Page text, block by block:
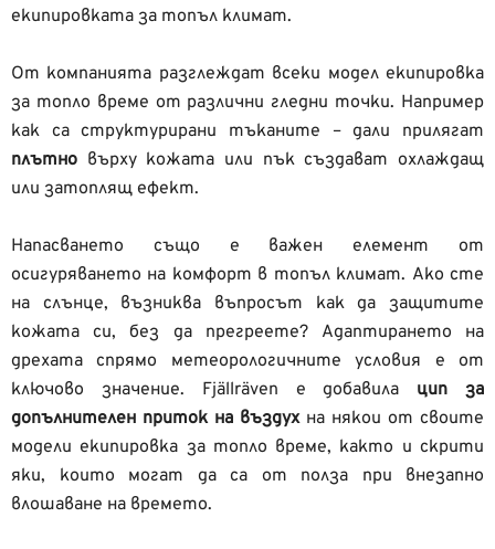
екипировката за топъл климат.
От компанията разглеждат всеки модел екипировка
за топло време от различни гледни точки. Например
как са структурирани тъканите – дали прилягат
плътно върху кожата или пък създават охлаждащ
или затоплящ ефект.
Напасването също е важен елемент от
осигуряването на комфорт в топъл климат. Ако сте
на слънце, възниква въпросът как да защитите
кожата си, без да прегреете? Адаптирането на
дрехата спрямо метеорологичните условия е от
ключово значение. Fjällräven е добавила цип за
допълнителен приток на въздухна някои от своите
модели екипировка за топло време, както и скрити
яки, които могат да са от полза при внезапно
влошаване на времето.